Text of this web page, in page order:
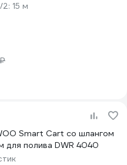
2: 15 м
Smart Cart со шлангом
для полива DWR 4040